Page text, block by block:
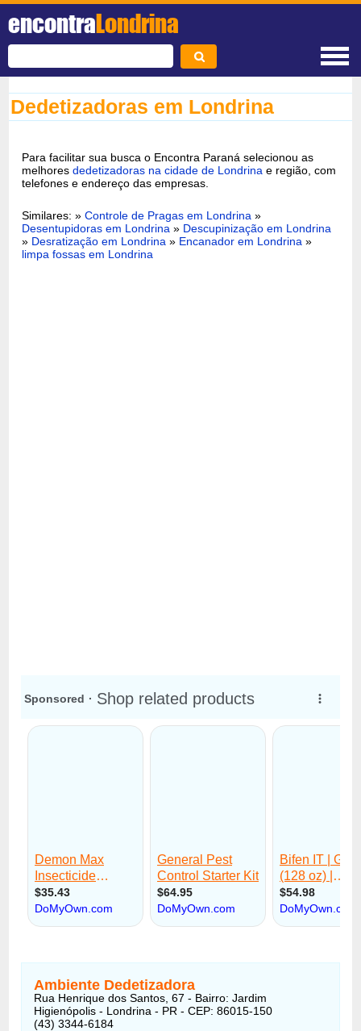
encontraLondrina
Dedetizadoras em Londrina
Para facilitar sua busca o Encontra Paraná selecionou as
melhoresdedetizadoras na cidade de Londrina e região, com
telefones e endereço das empresas.
Similares: »Controle de Pragas em Londrina »
Desentupidoras em Londrina » Descupinização em Londrina
» Desratização em Londrina » Encanador em Londrina »
limpa fossas em Londrina
Ambiente Dedetizadora
Rua Henrique dos Santos, 67 - Bairro: Jardim
Higienópolis - Londrina - PR - CEP: 86015-150
(43) 3344-6184